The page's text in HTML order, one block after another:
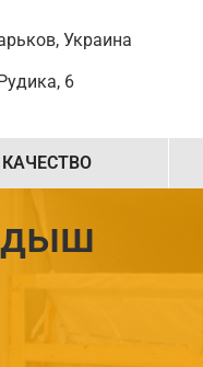
Украина
6
КАЧЕСТВО